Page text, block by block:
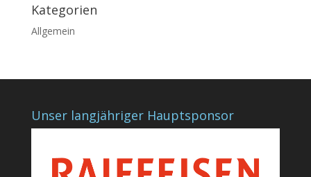
Kategorien
Allgemein
Unser langjähriger Hauptsponsor